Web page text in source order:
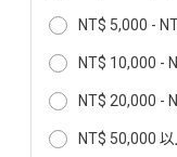
NT$ 5,000 -
NT$ 10,000 -
NT$ 20,000 -
NT$ 50,000